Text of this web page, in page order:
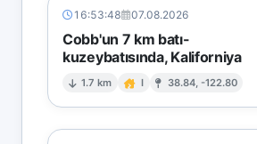
16:53:48 07.08.2026
Cobb'un 7 km batı-
kuzeybatısında, Kaliforniya
1.7 km I 38.84, -122.80